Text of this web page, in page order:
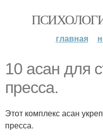
главная
10 асан для
пресса.
Этот комплекс асан
пресса.